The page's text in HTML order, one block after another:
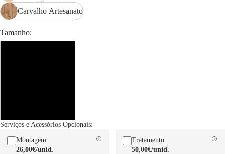
Carvalho Artesanato
Tamanho:
Serviços e Acessórios Opcionais:
Montagem
26,00€/unid.
Tratamento
50,00€/unid.